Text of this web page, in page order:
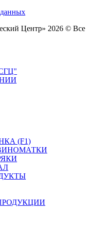
Центр» 2026 © Все
(F1)